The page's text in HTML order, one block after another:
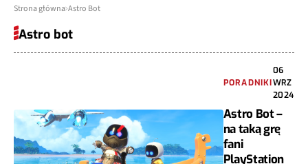
Strona główna Astro Bot
Astro bot
PORADNIKI
06
WRZ
2024
Astro Bot –
na taką grę
fani
PlayStation